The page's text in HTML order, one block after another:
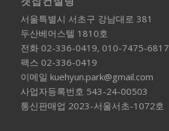
서울특별시 서초구 강남대로 381
두산베어스텔 1810호
전화 02-336-0419, 010-7475-6817
팩스 02-336-0419
이메일 kuehyun.park@gmail.com
사업자등록번호 543-24-00503
통신판매업 2023-서울서초-1072호